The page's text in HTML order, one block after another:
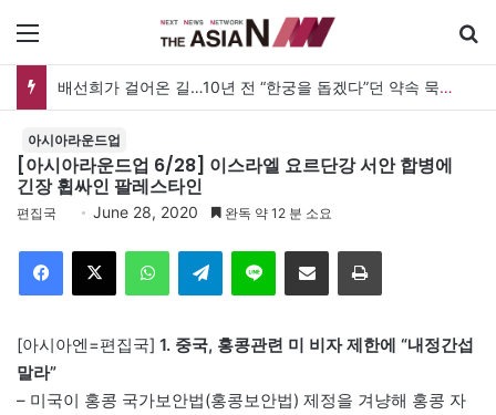
배선희가 걸어온 길…10년 전 “한궁을 돕겠다”던 약속 묵묵히 실천
아시아라운드업
[아시아라운드업 6/28] 이스라엘 요르단강 서안 합병에
긴장 휩싸인 팔레스타인
편집국 June 28, 2020 완독 약 12 분 소요
Telegram 이메일
[아시아엔=편집국] 1. 중국, 홍콩관련 미 비자 제한에 “내정간섭
말라”
– 미국이 홍콩 국가보안법(홍콩보안법) 제정을 겨냥해 홍콩 자